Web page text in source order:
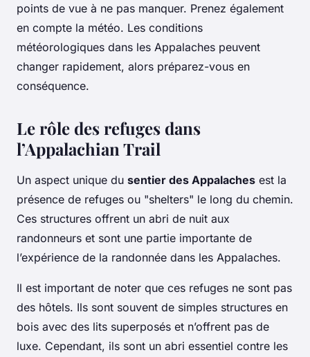
points de vue à ne pas manquer. Prenez également
en compte la météo. Les conditions
météorologiques dans les Appalaches peuvent
changer rapidement, alors préparez-vous en
conséquence.
Le rôle des refuges dans
l’Appalachian Trail
Un aspect unique du sentier des Appalaches est la
présence de refuges ou "shelters" le long du chemin.
Ces structures offrent un abri de nuit aux
randonneurs et sont une partie importante de
l’expérience de la randonnée dans les Appalaches.
Il est important de noter que ces refuges ne sont pas
des hôtels. Ils sont souvent de simples structures en
bois avec des lits superposés et n’offrent pas de
luxe. Cependant, ils sont un abri essentiel contre les